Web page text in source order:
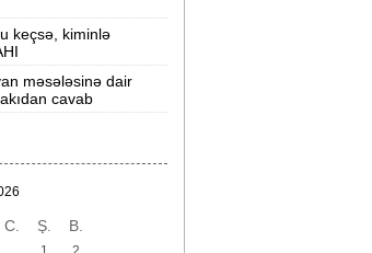
tibbi
satılır? -VİDEO
Kazım
keçsə, kiminlə
məsələsinə dair
cavab
C. Ş. B.